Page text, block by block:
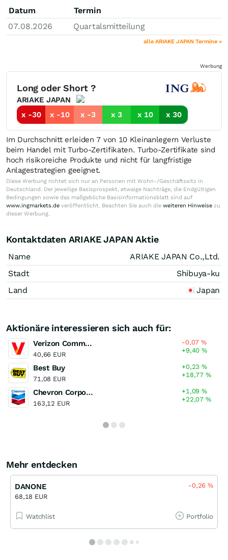
Datum
Termin
07.08.2026
Quartalsmitteilung
alle ARIAKE JAPAN Termine »
Werbung
Long oder Short ?
ARIAKE JAPAN
x -30
x -10 x -3 x 3 x 10 x 30
Im Durchschnitt erleiden 7 von 10 Kleinanlegern Verluste
beim Handel mit Turbo-Zertifikaten. Turbo-Zertifikate sind
hoch risikoreiche Produkte und nicht für langfristige
Anlagestrategien geeignet.
Diese Werbung richtet sich nur an Personen mit Wohn-/Geschäftssitz in
Deutschland. Der jeweilige Basisprospekt, etwaige Nachträge, die Endgültigen
Bedingungen sowie das maßgebliche Basisinformationsblatt sind auf
www.ingmarkets.de veröffentlicht. Beachten Sie auch die weiteren Hinweise zu
dieser Werbung.
Kontaktdaten ARIAKE JAPAN Aktie
Name
ARIAKE JAPAN Co.,Ltd.
Stadt
Shibuya-ku
Land
Japan
Aktionäre interessieren sich auch für:
Verizon Communications
40,66 EUR
-0,07%
+9,40%
Best Buy
71,08 EUR
+0,23%
+18,77%
Chevron Corporation
163,12 EUR
+1,09%
+22,07%
Mehr entdecken
DANONE
68,18 EUR
-0,26%
Watchlist Portfolio